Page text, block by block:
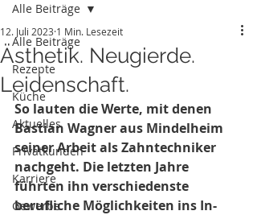
Alle Beiträge
Rezepte
Küche
Aktuelles
Privatkunden
Karriere
Gewerbe
Alle Beiträge
Ästhetik. Neugierde.
Leidenschaft.
12. Juli 2023 1 Min. Lesezeit
So lauten die Werte, mit denen
Bastian Wagner aus Mindelheim
seiner Arbeit als Zahntechniker
nachgeht. Die letzten Jahre
führten ihn verschiedenste
berufliche Möglichkeiten ins In-